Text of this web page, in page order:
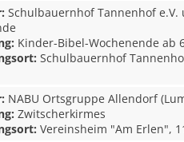
Schulbauernhof Tannenhof e.V.
Kinder-Bibel-Wochenende ab
Schulbauernhof
NABU Ortsgruppe Allendorf
Zwitscherkirmes
Vereinsheim "Am Erlen",